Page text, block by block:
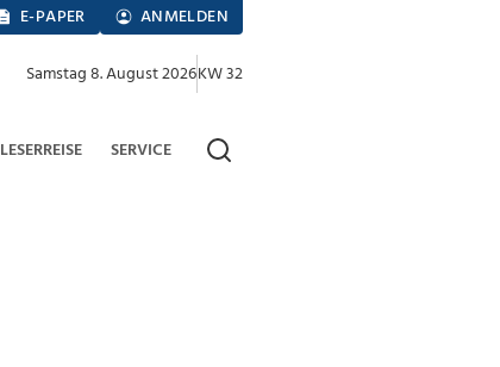
E-PAPER ANMELDEN
Samstag 8. August 2026KW 32
LESERREISE SERVICE